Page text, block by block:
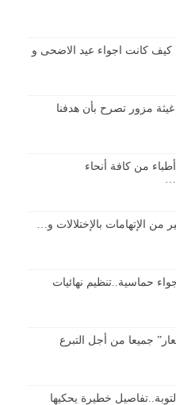
كيف كانت اجواء عيد الاضحى و
غيثة مزور تصرح بأن هدفنا
من كافة أنحاء
من الإتهامات بالإختلالات و…
حماسية..تنظيم نهائيات
جميعا من أجل التبرع
خطيرة يحكيها